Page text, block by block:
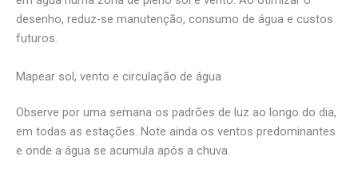
desenho, reduz-se manutenção, consumo de água e custos
futuros.
Mapear sol, vento e circulação de água
Observe por uma semana os padrões de luz ao longo do dia,
em todas as estações. Note ainda os ventos predominantes
e onde a água se acumula após a chuva.